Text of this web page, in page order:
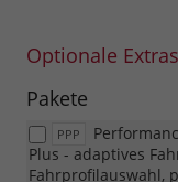
Optionale Extras
Pakete
PPP
Plus - adaptives
Fahrprofilauswahl,